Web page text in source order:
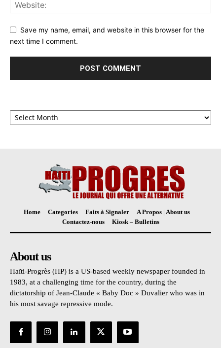
Save my name, email, and website in this browser for the
next time I comment.
Archives
Home Categories Faits à Signaler
A Propos | About us
Contactez-nous
Kiosk – Bulletins
About us
Haïti-Progrès (HP) is a US-based weekly newspaper founded in
1983, at a challenging time for the country, during the
dictatorship of Jean-Claude « Baby Doc » Duvalier who was in
his most savage repressive mode.